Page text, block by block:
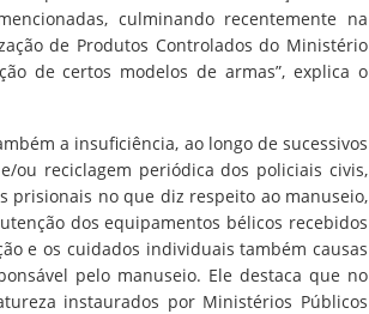
culminando recentemente na
de Produtos Controlados do Ministério
de certos modelos de armas”, explica o
a insuficiência, ao longo de sucessivos
ou reciclagem periódica dos policiais civis,
prisionais no que diz respeito ao manuseio,
dos equipamentos bélicos recebidos
e os cuidados individuais também causas
pelo manuseio. Ele destaca que no
instaurados por Ministérios Públicos